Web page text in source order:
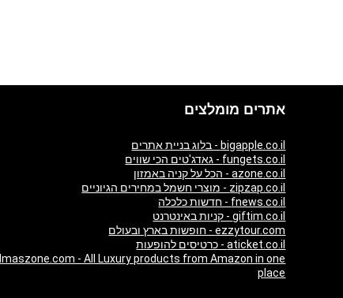
אתרים מומלצים
bigapple.co.il - בלוג בניית אתרים
fungets.co.il - גאדג'טים הכי שווים
azone.co.il - הכל על קניה באמזון
zipzap.co.il - מוצרי חשמל במחירים הגיוניים
fnews.co.il - חדשות כלכלה
giftim.co.il - קניות באינטרנט
ezzytour.com - חופשות בארץ ובעולם
aticket.co.il - כרטיסים להופעות
- All Luxury products from Amazon in one
place